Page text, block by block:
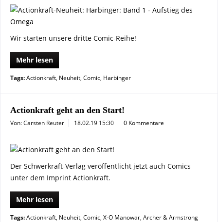
Wir starten unsere dritte Comic-Reihe!
Mehr lesen
Tags:Actionkraft, Neuheit, Comic, Harbinger
Actionkraft geht an den Start!
Von: Carsten Reuter 18.02.19 15:30 0 Kommentare
Der Schwerkraft-Verlag veröffentlicht jetzt auch Comics
unter dem Imprint Actionkraft.
Mehr lesen
Tags:Actionkraft, Neuheit, Comic, X-O Manowar, Archer & Armstrong